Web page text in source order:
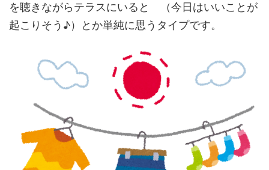
を聴きながらテラスにいると （今日はいいことが
起こりそう♪）とか単純に思うタイプです。